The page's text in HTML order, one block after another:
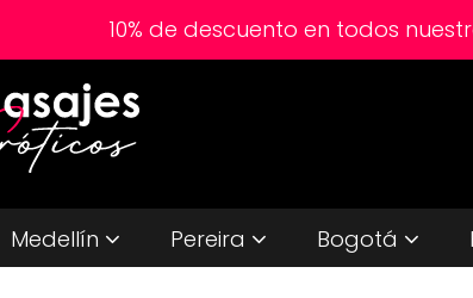
10% de descuento en todos
Medellín Pereira Bogotá